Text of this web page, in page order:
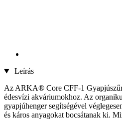
Leírás
Az ARKA® Core CFF-1
édesvízi akváriumokhoz. Az
gyapjúhenger segítségével
és káros anyagokat bocsátanak ki.